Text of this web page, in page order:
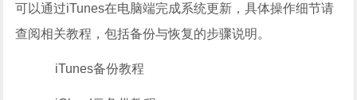
可以通过iTunes在电脑端完成系统更新，具体操作细节请
查阅相关教程，包括备份与恢复的步骤说明。
iTunes备份教程